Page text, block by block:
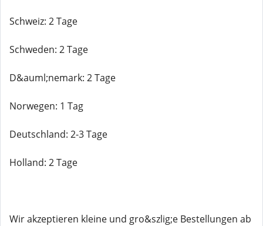
Schweiz: 2 Tage
Schweden: 2 Tage
D&auml;nemark: 2 Tage
Norwegen: 1 Tag
Deutschland: 2-3 Tage
Holland: 2 Tage
Wir akzeptieren kleine und gro&szlig;e Bestellungen ab